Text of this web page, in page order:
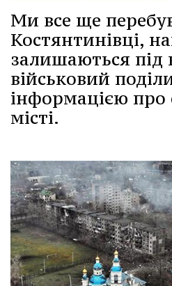
Ми все ще
Костянтинівці,
залишаються під
військовий
інформацією про
місті.